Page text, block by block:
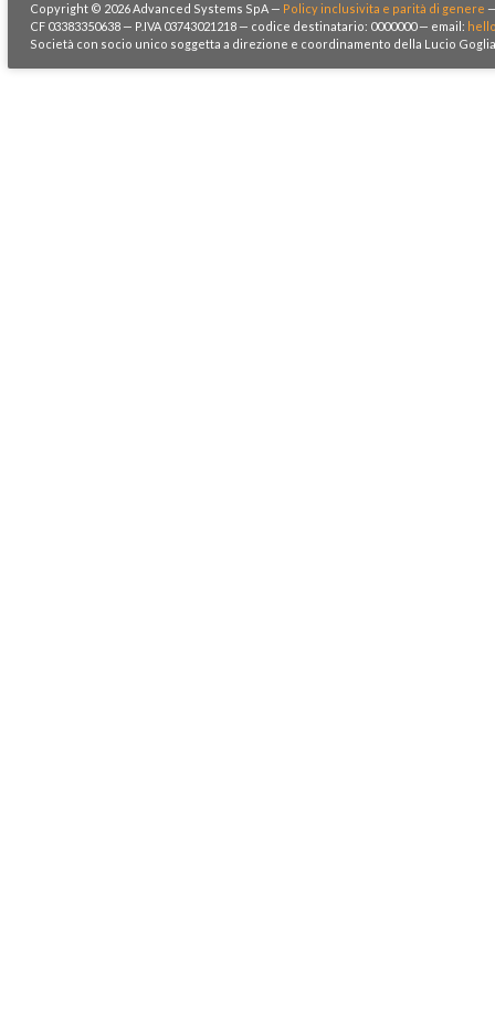
Copyright © 2026 Advanced Systems SpA — Policy inclusivita e parità di genere
CF 03383350638 — P.IVA 03743021218 — codice destinatario: 0000000 — email:
Società con socio unico soggetta a direzione e coordinamento della Lucio